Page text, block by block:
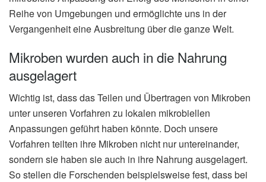
Reihe von Umgebungen und ermöglichte uns in der
Vergangenheit eine Ausbreitung über die ganze Welt.
Mikroben wurden auch in die Nahrung
ausgelagert
Wichtig ist, dass das Teilen und Übertragen von Mikroben
unter unseren Vorfahren zu lokalen mikrobiellen
Anpassungen geführt haben könnte. Doch unsere
Vorfahren teilten ihre Mikroben nicht nur untereinander,
sondern sie haben sie auch in ihre Nahrung ausgelagert.
So stellen die Forschenden beispielsweise fest, dass bei